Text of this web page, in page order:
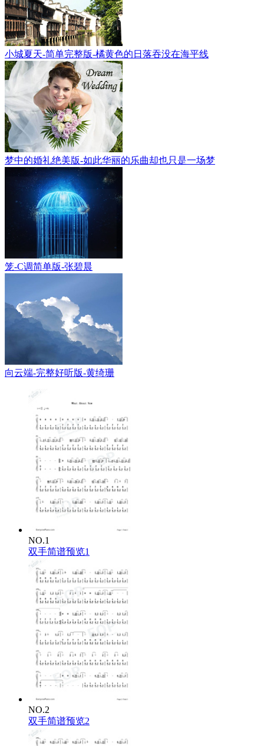
小城夏天-简单完整版-橘黄色的日落吞没在海平线
梦中的婚礼绝美版-如此华丽的乐曲却也只是一场梦
笼-C调简单版-张碧晨
向云端-完整好听版-黄绮珊
NO.1
双手简谱预览1
NO.2
双手简谱预览2